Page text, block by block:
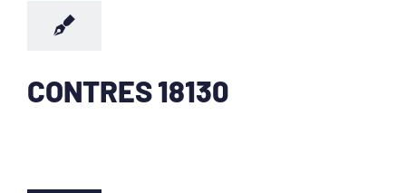
CONTRES 18130